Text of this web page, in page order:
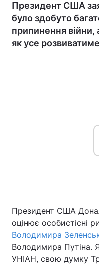
Президент США
було здобуто
припинення
як усе
Президент США
оцінює особистісні
Володимира
Володимира Путіна.
УНІАН, свою думку